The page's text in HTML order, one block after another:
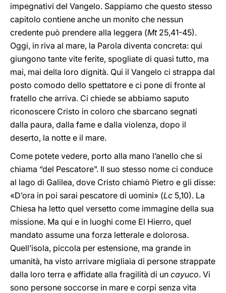
impegnativi del Vangelo. Sappiamo che questo stesso
capitolo contiene anche un monito che nessun
credente può prendere alla leggera (Mt25,41-45).
Oggi, in riva al mare, la Parola diventa concreta: qui
giungono tante vite ferite, spogliate di quasi tutto, ma
mai, mai della loro dignità. Qui il Vangelo ci strappa dal
posto comodo dello spettatore e ci pone di fronte al
fratello che arriva. Ci chiede se abbiamo saputo
riconoscere Cristo in coloro che sbarcano segnati
dalla paura, dalla fame e dalla violenza, dopo il
deserto, la notte e il mare.
Come potete vedere, porto alla mano l’anello che si
chiama “del Pescatore”. Il suo stesso nome ci conduce
al lago di Galilea, dove Cristo chiamò Pietro e gli disse:
«D’ora in poi sarai pescatore di uomini» (Lc 5,10). La
Chiesa ha letto quel versetto come immagine della sua
missione. Ma qui e in luoghi come El Hierro, quel
mandato assume una forza letterale e dolorosa.
Quell’isola, piccola per estensione, ma grande in
umanità, ha visto arrivare migliaia di persone strappate
dalla loro terra e affidate alla fragilità di un cayuco. Vi
sono persone soccorse in mare e corpi senza vita